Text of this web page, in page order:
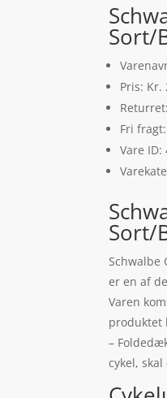
Sort/
Pris: Kr.
Fri
Vare ID:
Sort/
Schwalbe
er en af
Varen
produktet
–
cykel,